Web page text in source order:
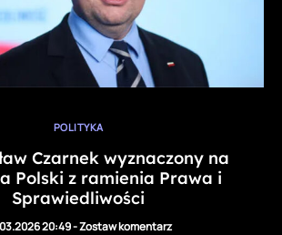
POLITYKA
Czarnek wyznaczony na
Polski z ramienia Prawa i
Sprawiedliwości
20:49-Zostaw komentarz